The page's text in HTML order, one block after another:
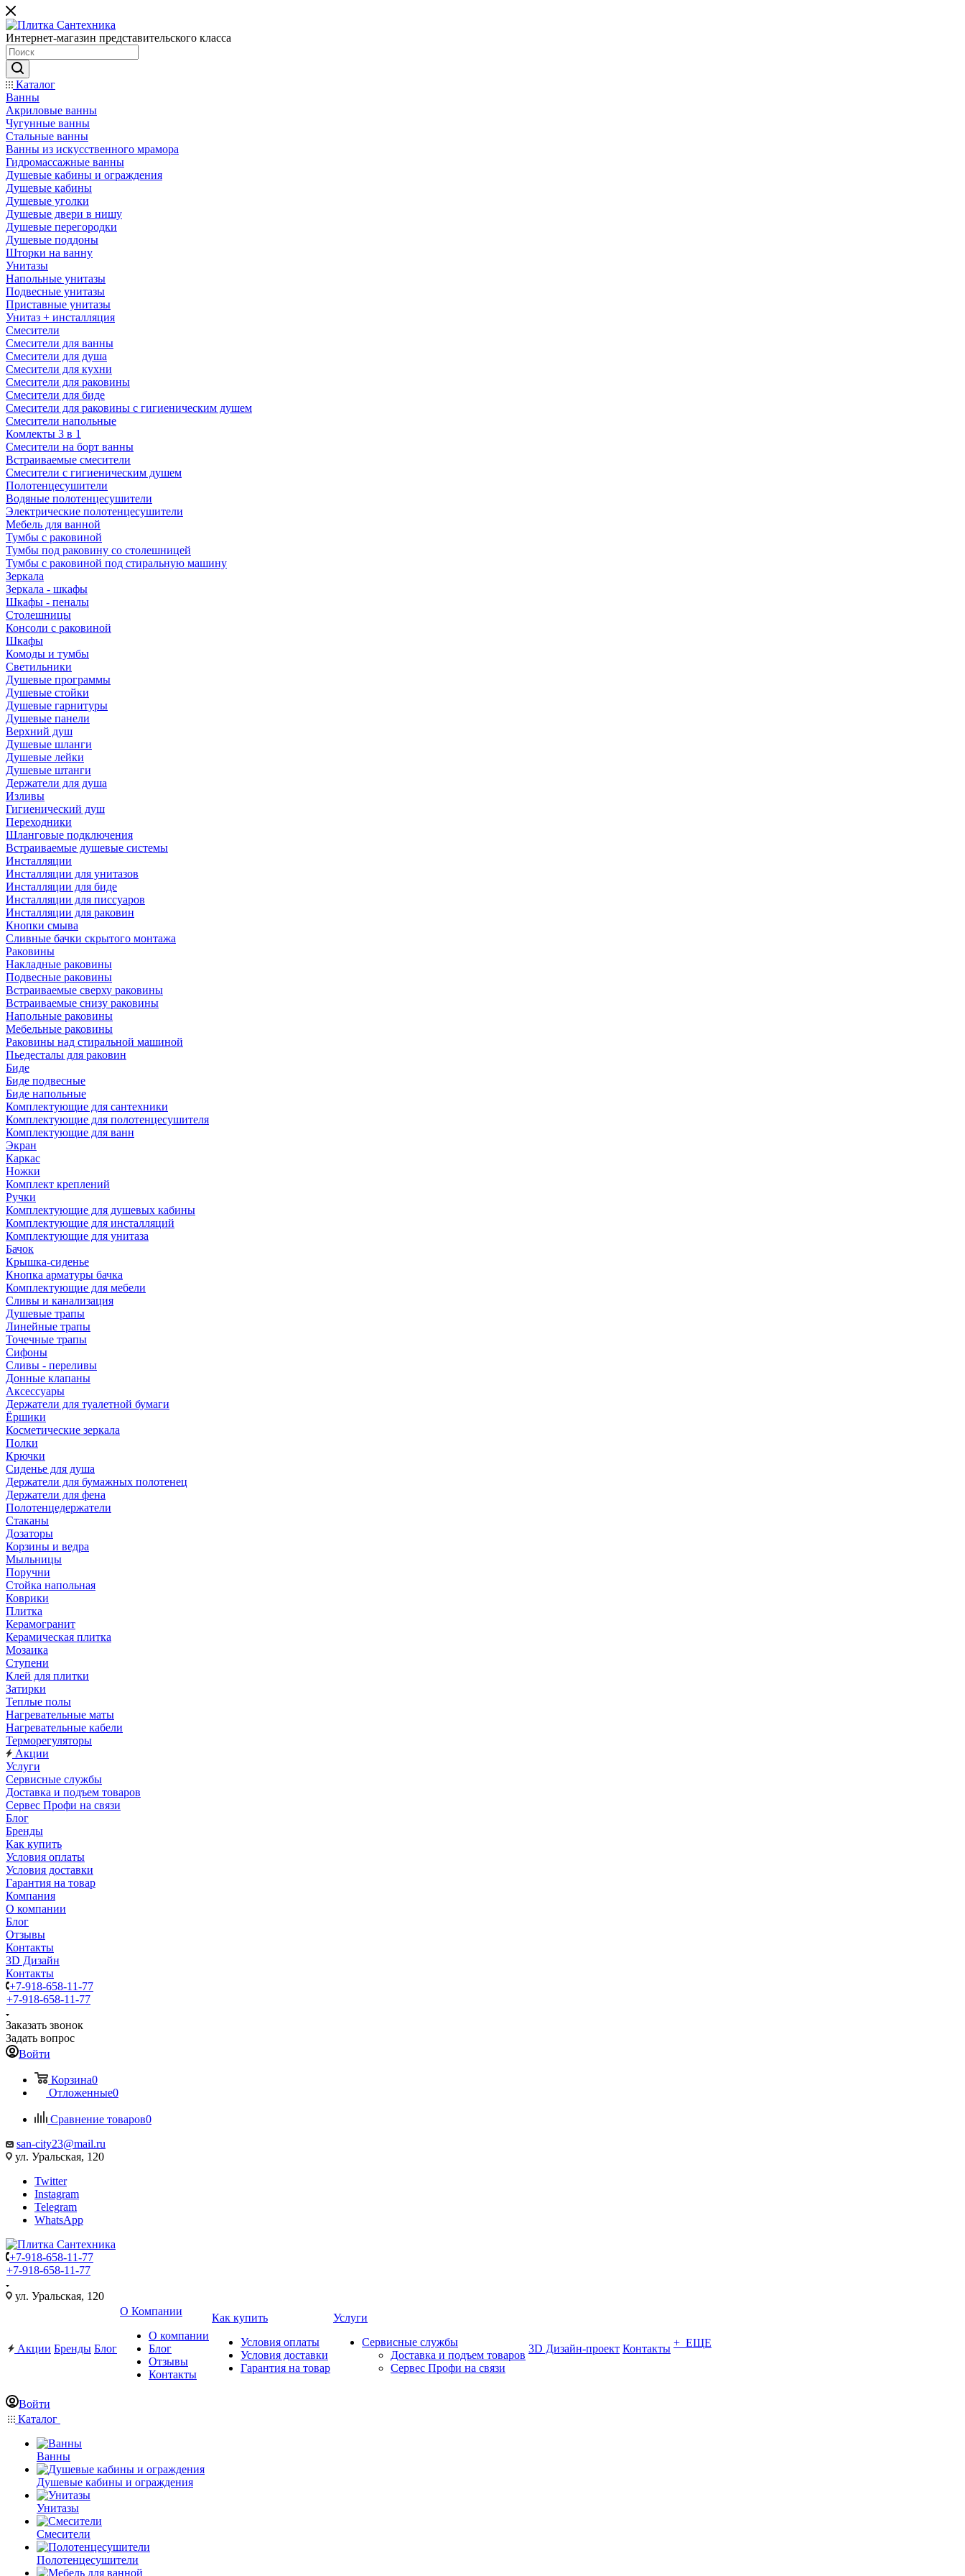
Интернет-магазин представительского класса
Каталог
Ванны
Акриловые ванны
Чугунные ванны
Стальные ванны
Ванны из искусственного мрамора
Гидромассажные ванны
Душевые кабины и ограждения
Душевые кабины
Душевые уголки
Душевые двери в нишу
Душевые перегородки
Душевые поддоны
Шторки на ванну
Унитазы
Напольные унитазы
Подвесные унитазы
Приставные унитазы
Унитаз + инсталляция
Смесители
Смесители для ванны
Смесители для душа
Смесители для кухни
Смесители для раковины
Смесители для биде
Смесители для раковины с гигиеническим душем
Смесители напольные
Комлекты 3 в 1
Смесители на борт ванны
Встраиваемые смесители
Смесители с гигиеническим душем
Полотенцесушители
Водяные полотенцесушители
Электрические полотенцесушители
Мебель для ванной
Тумбы с раковиной
Тумбы под раковину со столешницей
Тумбы с раковиной под стиральную машину
Зеркала
Зеркала - шкафы
Шкафы - пеналы
Столешницы
Консоли с раковиной
Шкафы
Комоды и тумбы
Светильники
Душевые программы
Душевые стойки
Душевые гарнитуры
Душевые панели
Верхний душ
Душевые шланги
Душевые лейки
Душевые штанги
Держатели для душа
Изливы
Гигиенический душ
Переходники
Шланговые подключения
Встраиваемые душевые системы
Инсталляции
Инсталляции для унитазов
Инсталляции для биде
Инсталляции для писсуаров
Инсталляции для раковин
Кнопки смыва
Сливные бачки скрытого монтажа
Раковины
Накладные раковины
Подвесные раковины
Встраиваемые сверху раковины
Встраиваемые снизу раковины
Напольные раковины
Мебельные раковины
Раковины над стиральной машиной
Пьедесталы для раковин
Биде
Биде подвесные
Биде напольные
Комплектующие для сантехники
Комплектующие для полотенцесушителя
Комплектующие для ванн
Экран
Каркас
Ножки
Комплект креплений
Ручки
Комплектующие для душевых кабины
Комплектующие для инсталляций
Комплектующие для унитаза
Бачок
Крышка-сиденье
Кнопка арматуры бачка
Комплектующие для мебели
Сливы и канализация
Душевые трапы
Линейные трапы
Точечные трапы
Сифоны
Сливы - переливы
Донные клапаны
Аксессуары
Держатели для туалетной бумаги
Ёршики
Косметические зеркала
Полки
Крючки
Сиденье для душа
Держатели для бумажных полотенец
Держатели для фена
Полотенцедержатели
Стаканы
Дозаторы
Корзины и ведра
Мыльницы
Поручни
Стойка напольная
Коврики
Плитка
Керамогранит
Керамическая плитка
Мозаика
Ступени
Клей для плитки
Затирки
Теплые полы
Нагревательные маты
Нагревательные кабели
Терморегуляторы
Акции
Услуги
Сервисные службы
Доставка и подъем товаров
Сервес Профи на связи
Блог
Бренды
Как купить
Условия оплаты
Условия доставки
Гарантия на товар
Компания
О компании
Блог
Отзывы
Контакты
3D Дизайн
Контакты
+7-918-658-11-77
+7-918-658-11-77
Заказать звонок
Задать вопрос
Войти
Корзина0
Отложенные0
Сравнение товаров0
san-city23@mail.ru
ул. Уральская, 120
Twitter
Instagram
Telegram
WhatsApp
+7-918-658-11-77
+7-918-658-11-77
ул. Уральская, 120
Акции Бренды Блог
О Компании
О компании
Блог
Отзывы
Контакты
Как купить
Условия оплаты
Условия доставки
Гарантия на товар
Услуги
Сервисные службы
Доставка и подъем товаров
Сервес Профи на связи
3D Дизайн-проект Контакты + ЕЩЕ
Войти
Каталог
Ванны
Душевые кабины и ограждения
Унитазы
Смесители
Полотенцесушители